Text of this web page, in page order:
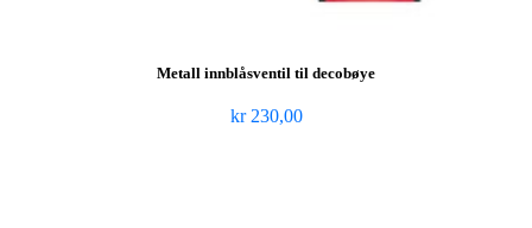
Metall innblåsventil til decobøye
kr230,00